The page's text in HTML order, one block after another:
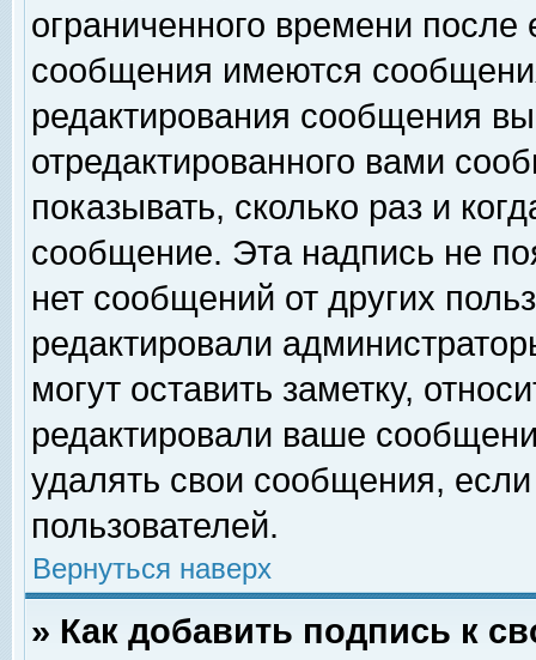
ограниченного времени
сообщения имеются
редактирования сообщения
отредактированного вами
показывать, сколько раз и
сообщение. Эта надпись не
нет сообщений от других
редактировали
могут оставить заметку,
редактировали ваше
удалять свои сообщения,
пользователей.
Вернуться наверх
» Как добавить подпись к